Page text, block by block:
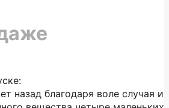
назад благодаря воле случая и